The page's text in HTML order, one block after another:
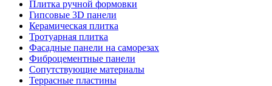
Плитка ручной формовки
Гипсовые 3D панели
Керамическая плитка
Тротуарная плитка
Фасадные панели на саморезах
Фиброцементные панели
Сопутствующие материалы
Террасные пластины